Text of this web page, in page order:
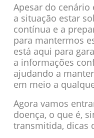
Apesar do
a situação estar
contínua e a
para mantermos
está aqui para
a informações
ajudando a
em meio a
Agora vamos
doença, o que é,
transmitida, dicas